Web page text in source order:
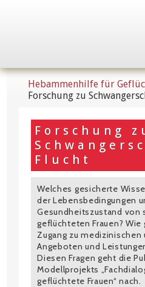
Hebammenhilfe für
Forschung zu
Forschung
Flucht
Welches gesicherte
der Lebensbedingungen
Gesundheitszustand von
geflüchteten Frauen?
Zugang zu
Angeboten und
Diesen Fragen geht die
Modellprojekts
geflüchtete Frauen“ nach.